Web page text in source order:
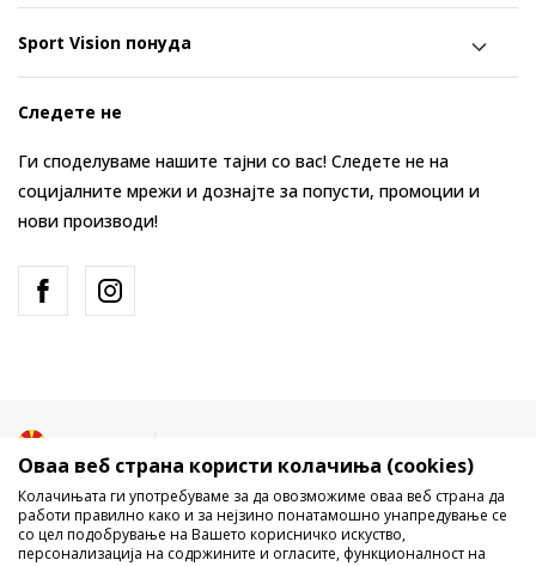
Sport Vision понуда
Следете не
Ги споделуваме нашите тајни со вас! Следете не на
социјалните мрежи и дознајте за попусти, промоции и
нови производи!
Оваа веб страна користи колачиња (cookies)
Колачињата ги употребуваме за да овозможиме оваа веб страна да
работи правилно како и за нејзино понатамошно унапредување се
со цел подобрување на Вашето корисничко искуство,
персонализација на содржините и огласите, функционалност на